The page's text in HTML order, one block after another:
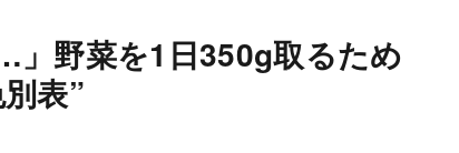
」野菜を1日350g取るため
表”